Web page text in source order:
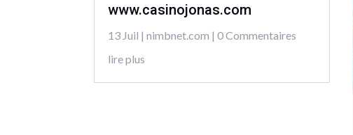
www.casinojonas.com
13 Juil |nimbnet.com | 0 Commentaires
lire plus